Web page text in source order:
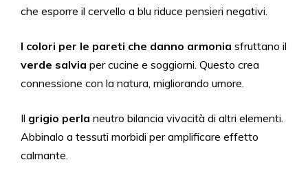
che esporre il cervello a blu riduce pensieri negativi.
I colori per le pareti che danno armonia sfruttano il
verde salvia per cucine e soggiorni. Questo crea
connessione con la natura, migliorando umore.
Il grigio perla neutro bilancia vivacità di altri elementi.
Abbinalo a tessuti morbidi per amplificare effetto
calmante.